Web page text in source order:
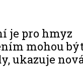
je pro hmyz
mohou
ukazuje